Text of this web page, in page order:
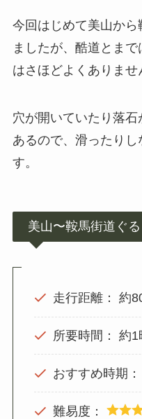
今回はじめて美山から
ましたが、酷道とま
はさほどよくありませ
穴が開いていたり落
あるので、滑ったり
す。
美山〜鞍馬街道ぐ
走行距離：
所要時間： 約1
おすすめ時期
難易度：